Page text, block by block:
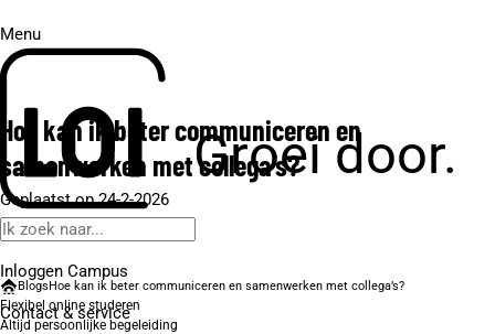
Menu
Groei door.
Inloggen Campus
Contact& service
Hoe kan ik beter communiceren en
samenwerken met collega’s?
Geplaatst op 24-2-2026
BlogsHoe kan ik beter communiceren en samenwerken met collega’s?
Flexibel online studeren
Altijd persoonlijke begeleiding